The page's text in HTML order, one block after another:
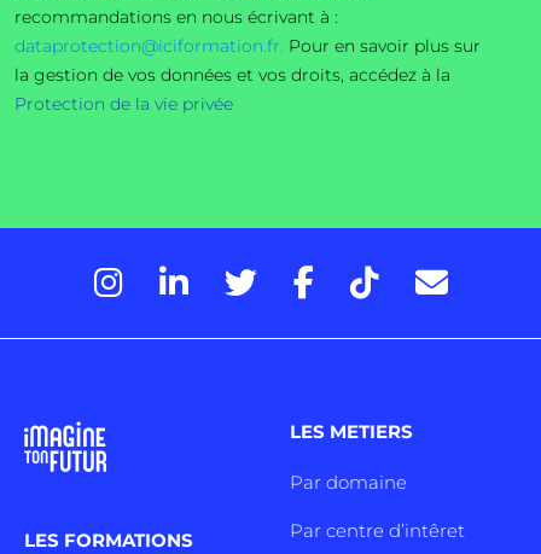
recommandations en nous écrivant à :
dataprotection@iciformation.fr. Pour en savoir plus sur
la gestion de vos données et vos droits, accédez à la
Protection de la vie privée
LES FORMATIONS
LES METIERS
Par domaine
Par centre d’intêret